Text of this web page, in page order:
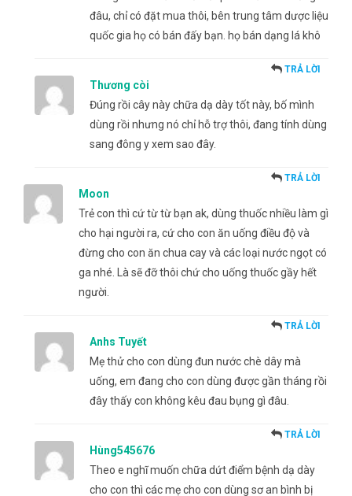
đâu, chỉ có đặt mua thôi, bên trung tâm dược liệu
quốc gia họ có bán đấy bạn. họ bán dạng lá khô
Thương còi
TRẢ LỜI
Đúng rồi cây này chữa dạ dày tốt này, bố mình
dùng rồi nhưng nó chỉ hỗ trợ thôi, đang tính dùng
sang đông y xem sao đây.
Moon
TRẢ LỜI
Trẻ con thì cứ từ từ bạn ak, dùng thuốc nhiều làm gì
cho hại người ra, cứ cho con ăn uống điều độ và
đừng cho con ăn chua cay và các loại nước ngọt có
ga nhé. Là sẽ đỡ thôi chứ cho uống thuốc gầy hết
người.
Anhs Tuyết
TRẢ LỜI
Mẹ thử cho con dùng đun nước chè dây mà
uống, em đang cho con dùng được gần tháng rồi
đây thấy con không kêu đau bụng gì đâu.
Hùng545676
TRẢ LỜI
Theo e nghĩ muốn chữa dứt điểm bệnh dạ dày
cho con thì các mẹ cho con dùng sơ an bình bị